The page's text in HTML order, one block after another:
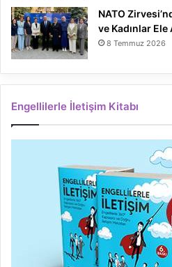
NATO
ve Kadınlar Ele
8 Temmuz 2026
Engellilerle İletişim Kitabı